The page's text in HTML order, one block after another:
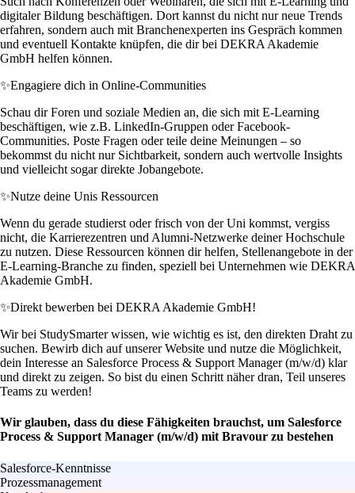
digitaler Bildung beschäftigen. Dort kannst du nicht nur neue Trends
erfahren, sondern auch mit Branchenexperten ins Gespräch kommen
und eventuell Kontakte knüpfen, die dir bei DEKRA Akademie
GmbH helfen können.
✨Engagiere dich in Online-Communities
Schau dir Foren und soziale Medien an, die sich mit E-Learning
beschäftigen, wie z.B. LinkedIn-Gruppen oder Facebook-
Communities. Poste Fragen oder teile deine Meinungen – so
bekommst du nicht nur Sichtbarkeit, sondern auch wertvolle Insights
und vielleicht sogar direkte Jobangebote.
✨Nutze deine Unis Ressourcen
Wenn du gerade studierst oder frisch von der Uni kommst, vergiss
nicht, die Karrierezentren und Alumni-Netzwerke deiner Hochschule
zu nutzen. Diese Ressourcen können dir helfen, Stellenangebote in der
E-Learning-Branche zu finden, speziell bei Unternehmen wie DEKRA
Akademie GmbH.
✨Direkt bewerben bei DEKRA Akademie GmbH!
Wir bei StudySmarter wissen, wie wichtig es ist, den direkten Draht zu
suchen. Bewirb dich auf unserer Website und nutze die Möglichkeit,
dein Interesse an Salesforce Process & Support Manager (m/w/d) klar
und direkt zu zeigen. So bist du einen Schritt näher dran, Teil unseres
Teams zu werden!
Wir glauben, dass du diese Fähigkeiten brauchst, um Salesforce
Process & Support Manager (m/w/d) mit Bravour zu bestehen
Salesforce-Kenntnisse
Prozessmanagement